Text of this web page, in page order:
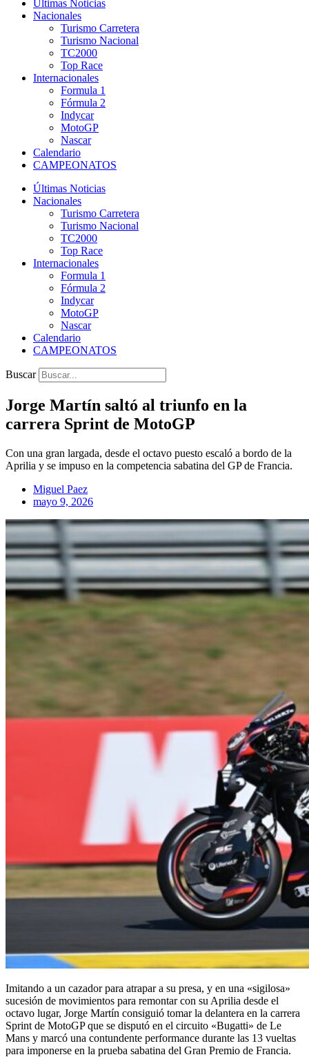
Últimas Noticias
Nacionales
Turismo Carretera
Turismo Nacional
TC2000
Top Race
Internacionales
Formula 1
Fórmula 2
Indycar
MotoGP
Nascar
Calendario
CAMPEONATOS
Últimas Noticias
Nacionales
Turismo Carretera
Turismo Nacional
TC2000
Top Race
Internacionales
Formula 1
Fórmula 2
Indycar
MotoGP
Nascar
Calendario
CAMPEONATOS
Buscar
Jorge Martín saltó al triunfo en la
carrera Sprint de MotoGP
Con una gran largada, desde el octavo puesto escaló a bordo de la
Aprilia y se impuso en la competencia sabatina del GP de Francia.
Miguel Paez
mayo 9, 2026
Imitando a un cazador para atrapar a su presa, y en una «sigilosa»
sucesión de movimientos para remontar con su Aprilia desde el
octavo lugar, Jorge Martín consiguió tomar la delantera en la carrera
Sprint de MotoGP que se disputó en el circuito «Bugatti» de Le
Mans y marcó una contundente performance durante las 13 vueltas
para imponerse en la prueba sabatina del Gran Premio de Francia.